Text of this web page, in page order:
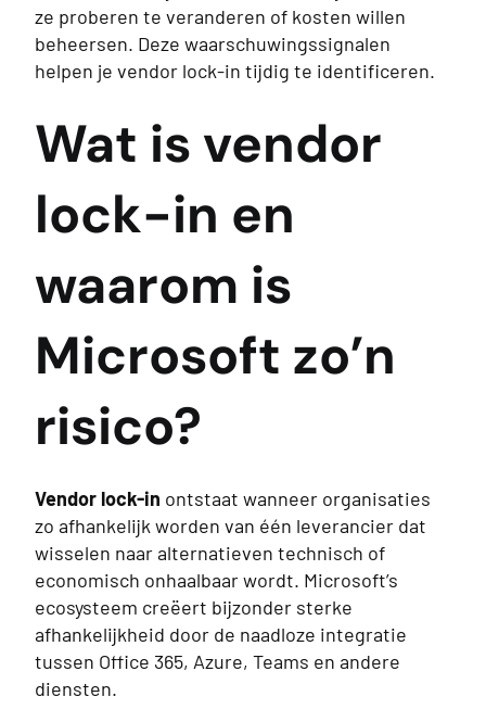
ze proberen te veranderen of kosten willen
beheersen. Deze waarschuwingssignalen
helpen je vendor lock-in tijdig te identificeren.
Wat is vendor
lock-in en
waarom is
Microsoft zo’n
risico?
Vendor lock-in ontstaat wanneer organisaties
zo afhankelijk worden van één leverancier dat
wisselen naar alternatieven technisch of
economisch onhaalbaar wordt. Microsoft’s
ecosysteem creëert bijzonder sterke
afhankelijkheid door de naadloze integratie
tussen Office 365, Azure, Teams en andere
diensten.